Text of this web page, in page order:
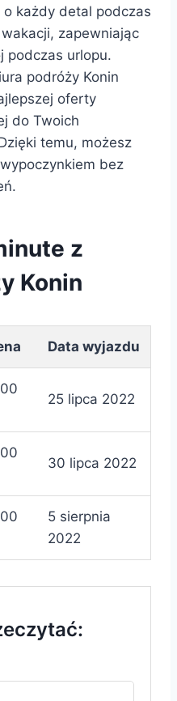
każdy detal podczas
zapewniając
podczas urlopu.
podróży Konin
oferty
do Twoich
temu, możesz
bez
z
Konin
Data wyjazdu
25 lipca 2022
30 lipca 2022
5 sierpnia
2022